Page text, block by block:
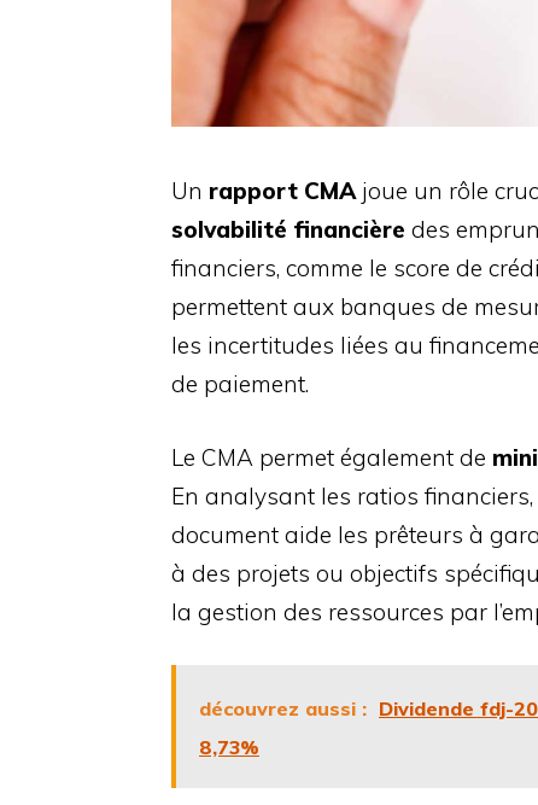
Un rapport CMAjoue un rôle
solvabilité financière des
financiers, comme le score de
permettent aux banques de
les incertitudes liées au
de paiement.
Le CMA permet également de
En analysant les ratios
document aide les prêteurs à
à des projets ou objectifs
la gestion des ressources par
découvrez aussi : Dividende fdj-
8,73%